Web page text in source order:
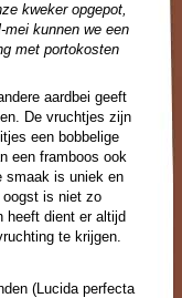
kweker opgepot,
kunnen we een
met portokosten
aardbei geeft
De vruchtjes zijn
een bobbelige
een framboos ook
smaak is uniek en
is niet zo
heeft dient er altijd
te krijgen.
(Lucida perfecta